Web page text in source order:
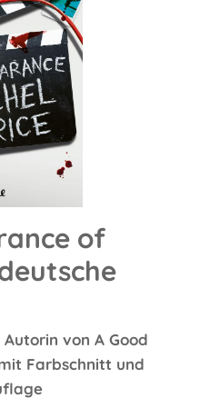
of
von A Good
Farbschnitt und